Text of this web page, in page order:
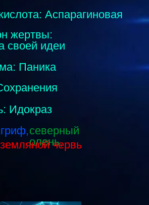
Аспарагиновая
жертвы:
своей идеи
Паника
гриф,северный
олень,
земляной червь
Идокраз